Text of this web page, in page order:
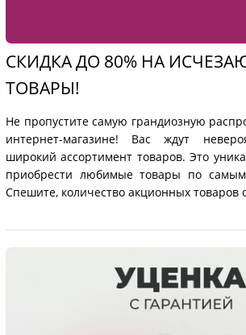
СКИДКА ДО 80% НА
ТОВАРЫ!
Не пропустите самую грандиозную
интернет-магазине! Вас ждут
широкий ассортимент товаров. Это
приобрести любимые товары по
Спешите, количество акционных товаров